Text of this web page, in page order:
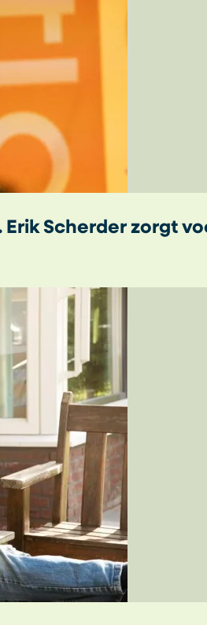
Scherder zorgt